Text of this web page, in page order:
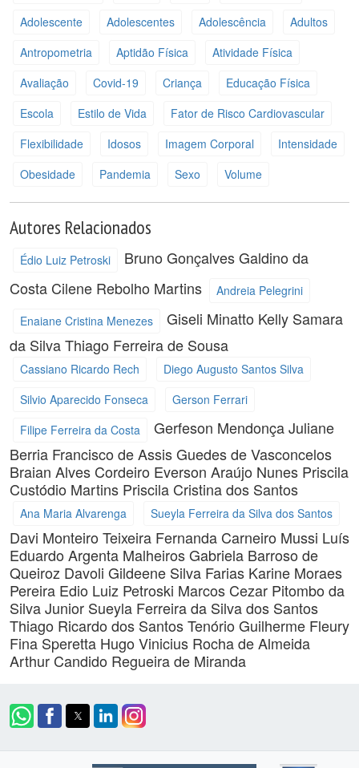
Adolescente
Adolescentes Adolescência
Adultos
Antropometria
Aptidão Física
Atividade Física
Avaliação
Covid-19 Criança
Educação Física
Escola
Estilo de Vida
Fator de Risco Cardiovascular
Flexibilidade
Idosos Imagem Corporal
Intensidade
Obesidade
Pandemia Sexo Volume
Autores Relacionados
Édio Luiz Petroski
Bruno Gonçalves Galdino da
Costa Cilene Rebolho Martins
Andreia Pelegrini
Enaiane Cristina Menezes
Giseli Minatto Kelly Samara
da SilvaThiago Ferreira de Sousa
Cassiano Ricardo Rech
Diego Augusto Santos Silva
Silvio Aparecido Fonseca
Gerson Ferrari
Filipe Ferreira da Costa
Gerfeson MendonçaJuliane
Berria Francisco de Assis Guedes de Vasconcelos
Braian Alves Cordeiro Everson Araújo Nunes Priscila
Custódio Martins Priscila Cristina dos Santos
Ana Maria Alvarenga Sueyla Ferreira da Silva dos Santos
Davi Monteiro Teixeira Fernanda Carneiro Mussi Luís
Eduardo Argenta MalheirosGabriela Barroso de
Queiroz Davoli Gildeene Silva Farias Karine Moraes
Pereira Edio Luiz Petroski Marcos Cezar Pitombo da
Silva Junior Sueyla Ferreira da Silva dos Santos
Thiago Ricardo dos SantosTenório Guilherme Fleury
Fina Speretta Hugo Vinicius Rocha de Almeida
Arthur Candido Regueira de Miranda